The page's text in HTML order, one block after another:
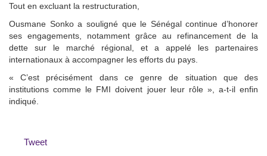
Tout en excluant la restructuration,
Ousmane Sonko a souligné que le Sénégal continue d’honorer
ses engagements, notamment grâce au refinancement de la
dette sur le marché régional, et a appelé les partenaires
internationaux à accompagner les efforts du pays.
« C’est précisément dans ce genre de situation que des
institutions comme le FMI doivent jouer leur rôle », a-t-il enfin
indiqué.
Tweet